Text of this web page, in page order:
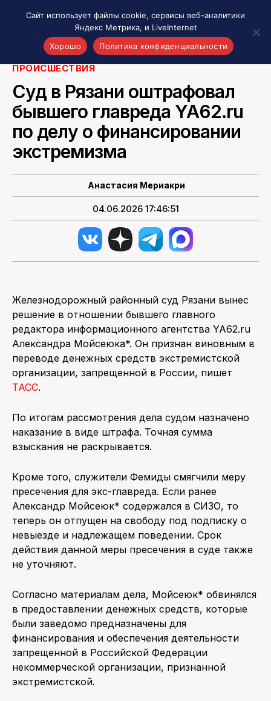
Материалы о Рязани и области
Проекты 7 инфо
Здоровье
Интересное
Новости кино и ТВ
Новости России
Политика
Новости мира
Все материалы 7инфо
ПОИСК ПО САЙТУ
Александр Мойсеюк. Фото с сайта ya62.ru
ПРОИСШЕСТВИЯ
Суд в Рязани оштрафовал
бывшего главреда YA62.ru
по делу о финансировании
экстремизма
Анастасия Мериакри
04.06.2026 17:46:51
Железнодорожный районный суд Рязани вынес
решение в отношении бывшего главного
редактора информационного агентства YA62.ru
Александра Мойсеюка*. Он признан виновным в
переводе денежных средств экстремистской
организации, запрещенной в России, пишет
ТАСС.
По итогам рассмотрения дела судом назначено
наказание в виде штрафа. Точная сумма
взыскания не раскрывается.
Кроме того, служители Фемиды смягчили меру
пресечения для экс-главреда. Если ранее
Александр Мойсеюк* содержался в СИЗО, то
теперь он отпущен на свободу под подписку о
невыезде и надлежащем поведении. Срок
действия данной меры пресечения в суде также
не уточняют.
Согласно материалам дела, Мойсеюк* обвинялся
в предоставлении денежных средств, которые
были заведомо предназначены для
финансирования и обеспечения деятельности
запрещенной в Российской Федерации
некоммерческой организации, признанной
экстремистской.
Сайт использует файлы cookie, сервисы веб-аналитики
Яндекс Метрика, и LiveInternet
Хорошо
Политика конфиденциальности